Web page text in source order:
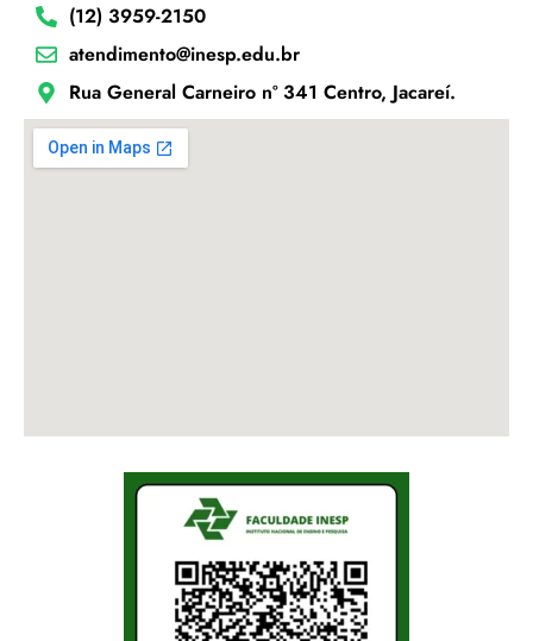
(12) 3959-2150
atendimento@inesp.edu.br
Rua General Carneiro nº 341 Centro, Jacareí.